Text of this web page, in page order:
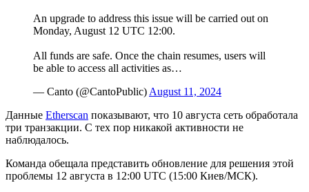
An upgrade to address this issue will be carried out on
Monday, August 12 UTC 12:00.
All funds are safe. Once the chain resumes, users will
be able to access all activities as…
— Canto (@CantoPublic) August 11, 2024
Данные Etherscan показывают, что 10 августа сеть обработала
три транзакции. С тех пор никакой активности не
наблюдалось.
Команда обещала представить обновление для решения этой
проблемы 12 августа в 12:00 UTC (15:00 Киев/МСК).